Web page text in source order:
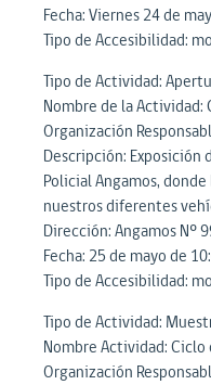
Fecha: Viernes 24 de
Tipo de Accesibilidad:
Tipo de Actividad:
Nombre de la Actividad:
Organización
Descripción: Exposición
Policial Angamos,
nuestros diferentes
Dirección: Angamos Nº
Fecha: 25 de mayo de
Tipo de Accesibilidad:
Tipo de Actividad:
Nombre Actividad: Ciclo
Organización